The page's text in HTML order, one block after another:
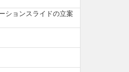
ションスライドの立案